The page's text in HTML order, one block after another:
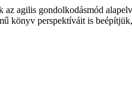
agilis gondolkodásmód
könyv perspektíváit is